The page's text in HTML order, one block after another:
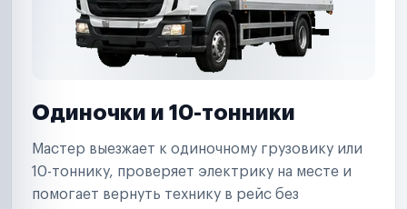
Одиночки и 10-тонники
Мастер выезжает к одиночному грузовику или
10-тоннику, проверяет электрику на месте и
помогает вернуть технику в рейс без